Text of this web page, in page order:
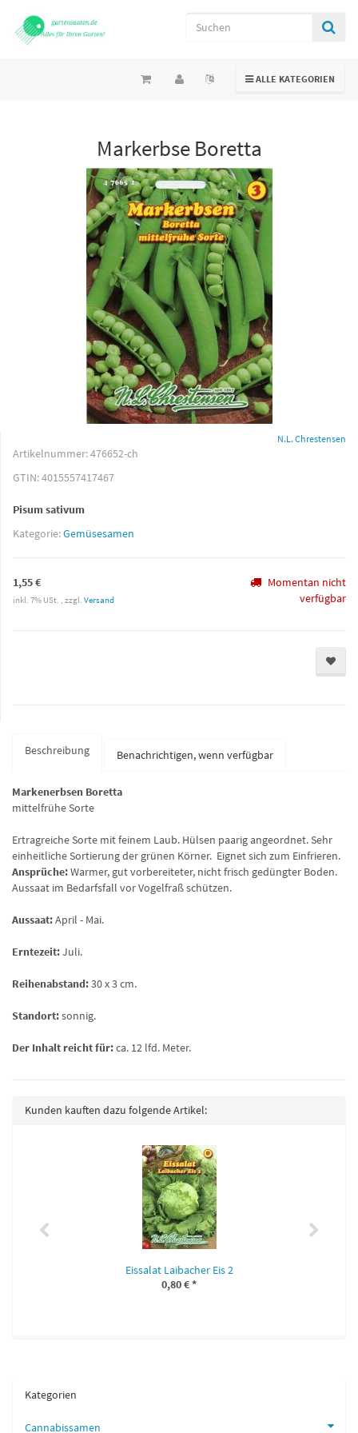
TOGGLE NAVIGATION
ALLE KATEGORIEN
Markerbse Boretta
N.L. Chrestensen
Artikelnummer:476652-ch
GTIN:4015557417467
Pisum sativum
Kategorie:Gemüsesamen
1,55 €
inkl. 7% USt. , zzgl. Versand
Momentan nicht
verfügbar
Beschreibung Benachrichtigen, wenn verfügbar
Markenerbsen Boretta
mittelfrühe Sorte
Ertragreiche Sorte mit feinem Laub. Hülsen paarig angeordnet. Sehr
einheitliche Sortierung der grünen Körner. Eignet sich zum Einfrieren.
Ansprüche:Warmer, gut vorbereiteter, nicht frisch gedüngter Boden.
Aussaat im Bedarfsfall vor Vogelfraß schützen.
Aussaat:April - Mai.
Erntezeit:Juli.
Reihenabstand:30 x 3 cm.
Standort:sonnig.
Der Inhalt reicht für:ca. 12 lfd. Meter.
Kunden kauften dazu folgende Artikel:
Eissalat Laibacher Eis 2
0,80 €*
Kategorien
Cannabissamen